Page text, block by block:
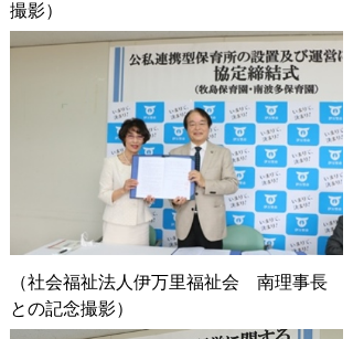
撮影）
（社会福祉法人伊万里福祉会 南理事長
との記念撮影）